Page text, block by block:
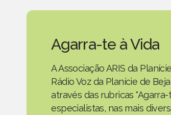
Agarra-te à Vida
A Associação ARIS da
Rádio Voz da Planície de
através das rubricas
especialistas, nas mais